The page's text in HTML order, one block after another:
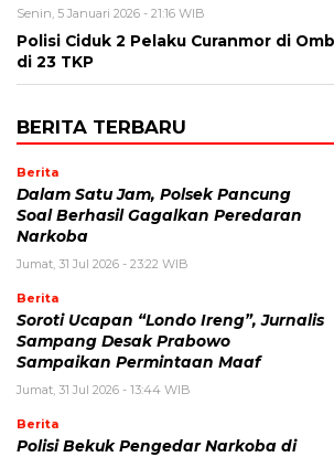
Senin, 5 Januari 2026 - 21:16 WIB
Polisi Ciduk 2 Pelaku Curanmor di
di 23 TKP
BERITA TERBARU
Berita
Dalam Satu Jam, Polsek Pancung
Soal Berhasil Gagalkan Peredaran
Narkoba
Jumat, 31 Jul 2026 - 23:22 WIB
Berita
Soroti Ucapan “Londo Ireng”, Jurnalis
Sampang Desak Prabowo
Sampaikan Permintaan Maaf
Jumat, 31 Jul 2026 - 13:44 WIB
Berita
Polisi Bekuk Pengedar Narkoba di